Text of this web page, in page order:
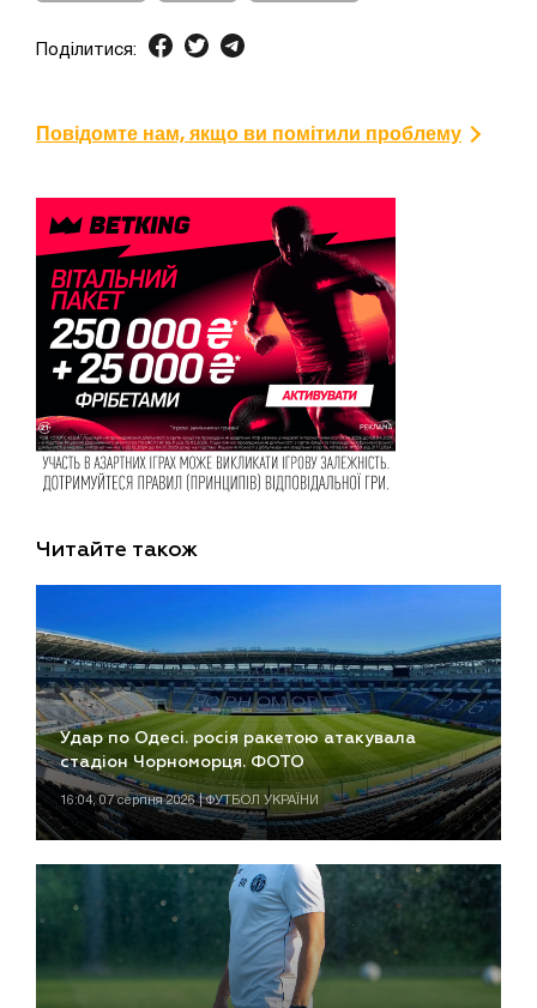
Поділитися:
Повідомте нам, якщо ви помітили проблему
Читайте також
Удар по Одесі. росія ракетою атакувала
стадіон Чорноморця. ФОТО
16:04, 07 серпня 2026 | ФУТБОЛ УКРАЇНИ